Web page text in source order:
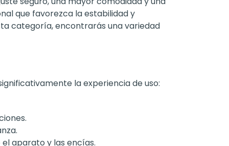
que favorezca la estabilidad y
categoría, encontrarás una variedad
la experiencia de uso:
aparato y las encías.